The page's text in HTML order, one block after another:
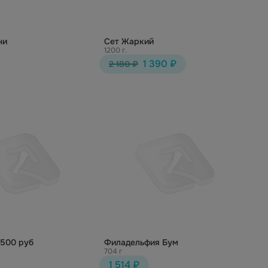
Сет Жаркий
1200 г.
2 180 ₽ 1 390 ₽
руб Филадельфия Бум
704 г
1 514 ₽